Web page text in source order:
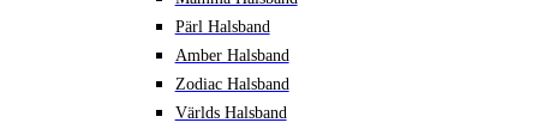
Pärl Halsband
Amber Halsband
Zodiac Halsband
Världs Halsband